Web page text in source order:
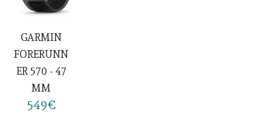
GARMIN
FORERUNN
ER 570 - 47
MM
549€